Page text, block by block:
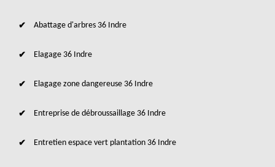
Abattage d'arbres 36 Indre
Elagage 36 Indre
Elagage zone dangereuse 36 Indre
Entreprise de débroussaillage 36 Indre
Entretien espace vert plantation 36 Indre